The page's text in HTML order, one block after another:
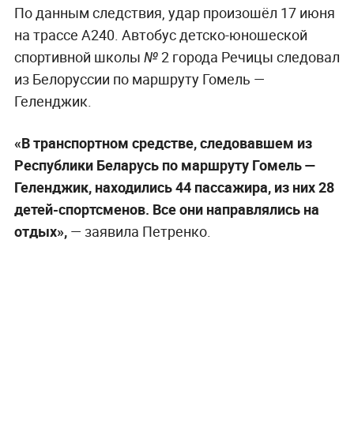
По данным следствия, удар произошёл 17 июня
на трассе А240. Автобус детско-юношеской
спортивной школы № 2 города Речицы следовал
из Белоруссии по маршруту Гомель —
Геленджик.
«В транспортном средстве, следовавшем из
Республики Беларусь по маршруту Гомель —
Геленджик, находились 44 пассажира, из них 28
детей-спортсменов. Все они направлялись на
отдых», — заявила Петренко.